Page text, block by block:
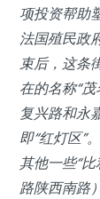
项投资帮助
法国殖民政
束后，这条
在的名称“
复兴路和永
即“红灯区”。
其他一些“
路陕西南路